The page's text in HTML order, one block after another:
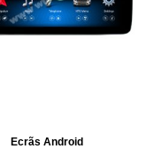
Ecrãs Android